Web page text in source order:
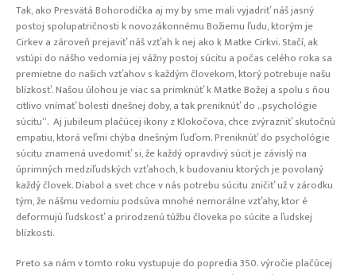
Tak, ako Presvätá Bohorodička aj my by sme mali vyjadriť náš jasný
postoj spolupatričnosti k novozákonnému Božiemu ľudu, ktorým je
Cirkev a zároveň prejaviť náš vzťah k nej ako k Matke Cirkvi. Stačí, ak
vstúpi do nášho vedomia jej vážny postoj súcitu a počas celého roka sa
premietne do našich vzťahov s každým človekom, ktorý potrebuje našu
blízkosť. Našou úlohou je viac sa primknúť k Matke Božej a spolu s ňou
citlivo vnímať bolesti dnešnej doby, a tak preniknúť do „psychológie
súcitu“. Aj jubileum plačúcej ikony z Klokočova, chce zvýrazniť skutočnú
empatiu, ktorá veľmi chýba dnešným ľuďom. Preniknúť do psychológie
súcitu znamená uvedomiť si, že každý opravdivý súcit je závislý na
úprimných medziľudských vzťahoch, k budovaniu ktorých je povolaný
každý človek. Diabol a svet chce v nás potrebu súcitu zničiť už v zárodku
tým, že nášmu vedomiu podsúva mnohé nemorálne vzťahy, ktor é
deformujú ľudskosť a prirodzenú túžbu človeka po súcite a ľudskej
blízkosti.
Preto sa nám v tomto roku vystupuje do popredia 350. výročie plačúcej